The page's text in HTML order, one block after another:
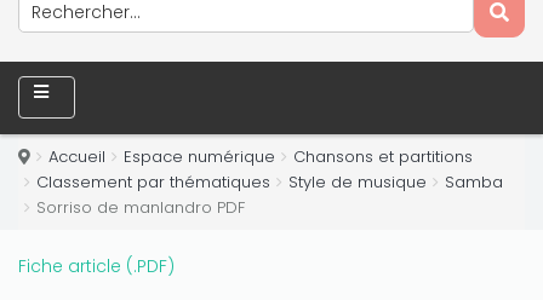
Accueil Espace numérique
Chansons et partitions
Classement par thématiques
Style de musique
Samba
Sorriso de manlandro PDF
Fiche article (.PDF)
Only play at
amount on your credits!